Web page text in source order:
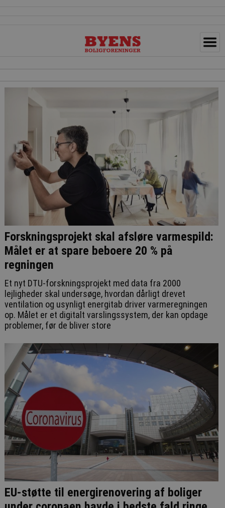
Forskningsprojekt skal afsløre varmespild:
Målet er at spare beboere 20 % på
regningen
Et nyt DTU-forskningsprojekt med data fra 2000
lejligheder skal undersøge, hvordan dårligt drevet
ventilation og usynligt energitab driver varmeregningen
op. Målet er et digitalt varslingssystem, der kan opdage
problemer, før de bliver store
EU-støtte til energirenovering af boliger